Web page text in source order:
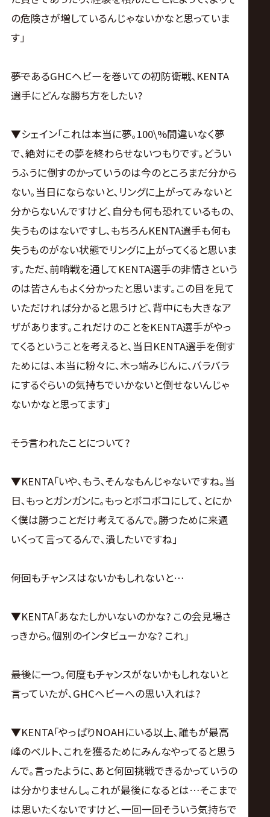
の危険さが増しているんじゃないかなと思っていま
す｣
――夢であるGHCヘビーを巻いての初防衛戦､KENTA
選手にどんな勝ち方をしたい?
▼シェイン｢これは本当に夢｡100\%間違いなく夢
で､絶対にその夢を終わらせないつもりです｡どうい
うふうに倒すのかっていうのは今のところまだ分から
ない｡当日にならないと､リングに上がってみないと
分からないんですけど､自分も何も恐れているもの､
失うものはないですし､もちろんKENTA選手も何も
失うものがない状態でリングに上がってくると思いま
す｡ただ､前哨戦を通してKENTA選手の非情さという
のは皆さんもよく分かったと思います｡この目を見て
いただければ分かると思うけど､背中にも大きなア
ザがあります｡これだけのことをKENTA選手がやっ
てくるということを考えると､当日KENTA選手を倒す
ためには､本当に粉々に､木っ端みじんに､バラバラ
にするぐらいの気持ちでいかないと倒せないんじゃ
ないかなと思ってます｣
――そう言われたことについて?
▼KENTA｢いや､もう､そんなもんじゃないですね｡当
日､もっとガンガンに｡もっとボコボコにして､とにか
く僕は勝つことだけ考えてるんで｡勝つために来週
いくって言ってるんで､潰したいですね｣
――何回もチャンスはないかもしれないと…
▼KENTA｢あなたしかいないのかな? この会見場さ
っきから｡個別のインタビューかな? これ｣
――最後に一つ｡何度もチャンスがないかもしれないと
言っていたが､GHCヘビーへの思い入れは?
▼KENTA｢やっぱりNOAHにいる以上､誰もが最高
峰のベルト､これを獲るためにみんなやってると思う
んで｡言ったように､あと何回挑戦できるかっていうの
は分かりませんし｡これが最後になるとは…そこまで
は思いたくないですけど､一回一回そういう気持ちで